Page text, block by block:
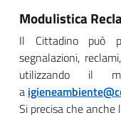
Modulistica
Il Cittadino può
segnalazioni,
utilizzando il
a
Si precisa che